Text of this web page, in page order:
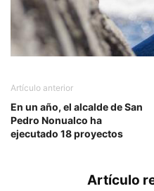
Artículo anterior
En un año, el alcalde de San
Pedro Nonualco ha
ejecutado 18 proyectos
Artículo